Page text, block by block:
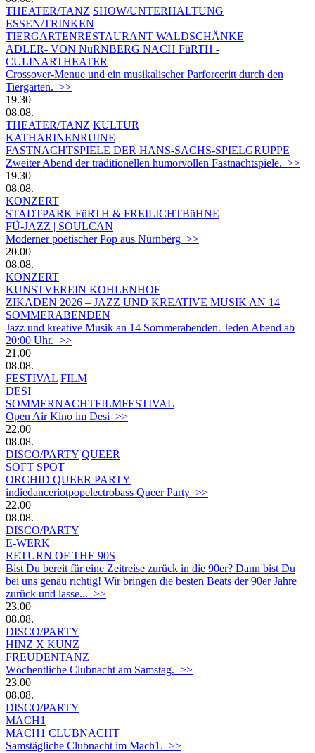
THEATER/TANZ SHOW/UNTERHALTUNG
ESSEN/TRINKEN
TIERGARTEN­RESTAURANT WALDSCHÄNKE
ADLER- VON NüRNBERG NACH FüRTH -
CULINARTHEATER
Crossover-Menue und ein musikalischer Parforceritt durch den
Tiergarten. >>
19.30
08.08.
THEATER/TANZ KULTUR
KATHARINENRUINE
FASTNACHTSPIELE DER HANS-SACHS-SPIELGRUPPE
Zweiter Abend der traditionellen humorvollen Fastnachtspiele. >>
19.30
08.08.
KONZERT
STADTPARK FüRTH & FREILICHTBüHNE
FÜ-JAZZ | SOULCAN
Moderner poetischer Pop aus Nürnberg >>
20.00
08.08.
KONZERT
KUNSTVEREIN KOHLENHOF
ZIKADEN 2026 – JAZZ UND KREATIVE MUSIK AN 14
SOMMERABENDEN
Jazz und kreative Musik an 14 Sommerabenden. Jeden Abend ab
20:00 Uhr. >>
21.00
08.08.
FESTIVAL FILM
DESI
SOMMERNACHTFILMFESTIVAL
Open Air Kino im Desi >>
22.00
08.08.
DISCO/PARTY QUEER
SOFT SPOT
ORCHID QUEER PARTY
indiedanceriotpopelectrobass Queer Party >>
22.00
08.08.
DISCO/PARTY
E-WERK
RETURN OF THE 90S
Bist Du bereit für eine Zeitreise zurück in die 90er? Dann bist Du
bei uns genau richtig! Wir bringen die besten Beats der 90er Jahre
zurück und lasse... >>
23.00
08.08.
DISCO/PARTY
HINZ X KUNZ
FREUDENTANZ
Wöchentliche Clubnacht am Samstag. >>
23.00
08.08.
DISCO/PARTY
MACH1
MACH1 CLUBNACHT
Samstägliche Clubnacht im Mach1. >>